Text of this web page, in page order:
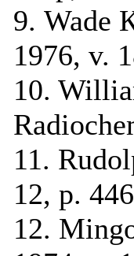
9. Wade
1976, v.
10.
11.
12, p.
12.